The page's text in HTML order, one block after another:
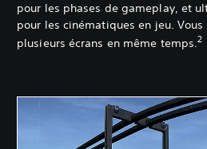
pour les phases de gameplay, et
pour les cinématiques en jeu.
plusieurs écrans en même temps.2